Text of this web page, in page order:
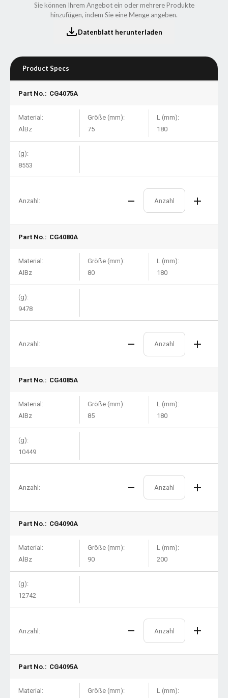
Sie können Ihrem Angebot ein oder mehrere Produkte
hinzufügen, indem Sie eine Menge angeben.
Datenblatt herunterladen
Product Specs
Part No.: CG4075A
Material:
AlBz
Größe (mm):
75
L (mm):
180
(g):
8553
Anzahl:
Part No.: CG4080A
Material:
AlBz
Größe (mm):
80
L (mm):
180
(g):
9478
Anzahl:
Part No.: CG4085A
Material:
AlBz
Größe (mm):
85
L (mm):
180
(g):
10449
Anzahl:
Part No.: CG4090A
Material:
AlBz
Größe (mm):
90
L (mm):
200
(g):
12742
Anzahl:
Part No.: CG4095A
Material: Größe (mm): L (mm):